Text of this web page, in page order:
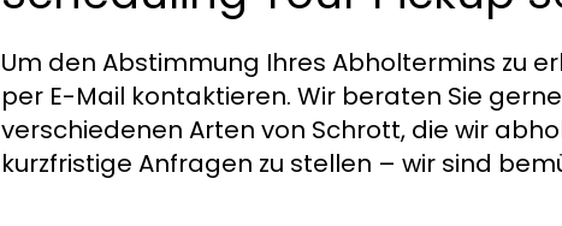
Um den Abstimmung Ihres Abholtermins zu
per E-Mail kontaktieren. Wir beraten Sie
verschiedenen Arten von Schrott, die wir
kurzfristige Anfragen zu stellen – wir sind